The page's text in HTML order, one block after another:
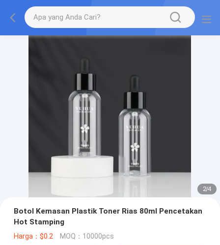
2/4
Botol Kemasan Plastik Toner Rias 80ml Pencetakan
Hot Stamping
Harga：$0.2 MOQ：10000pcs